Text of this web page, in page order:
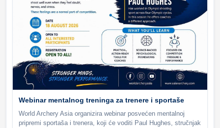
Webinar mentalnog treninga za trenere i sportaše
World Archery Asia organizira webinar posvećen mentalnoj
pripremi sportaša i trenera, koji će voditi Paul Hughes, stručnjak